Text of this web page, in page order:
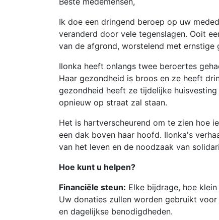
Ik doe een dringend beroep op uw
veranderd door vele tegenslagen. Ooit
van de afgrond, worstelend met ernstige
Ilonka heeft onlangs twee beroertes
Haar gezondheid is broos en ze heeft
gezondheid heeft ze tijdelijke
opnieuw op straat zal staan.
Het is hartverscheurend om te zien hoe
een dak boven haar hoofd. Ilonka's
van het leven en de noodzaak van
Hoe kunt u helpen?
Financiële steun: Elke bijdrage, hoe
Uw donaties zullen worden gebruikt
en dagelijkse benodigdheden.